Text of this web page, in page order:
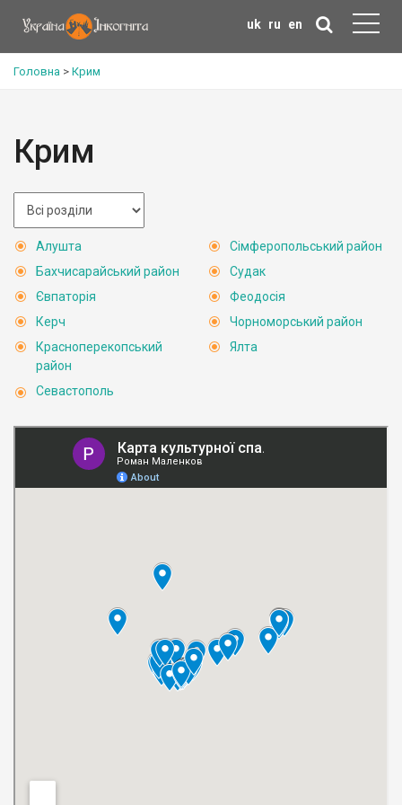
uk ru en
Головна > Крим
Крим
Алушта
Бахчисарайський район
Євпаторія
Керч
Красноперекопський
район
Севастополь
Сімферопольський район
Судак
Феодосія
Чорноморський район
Ялта